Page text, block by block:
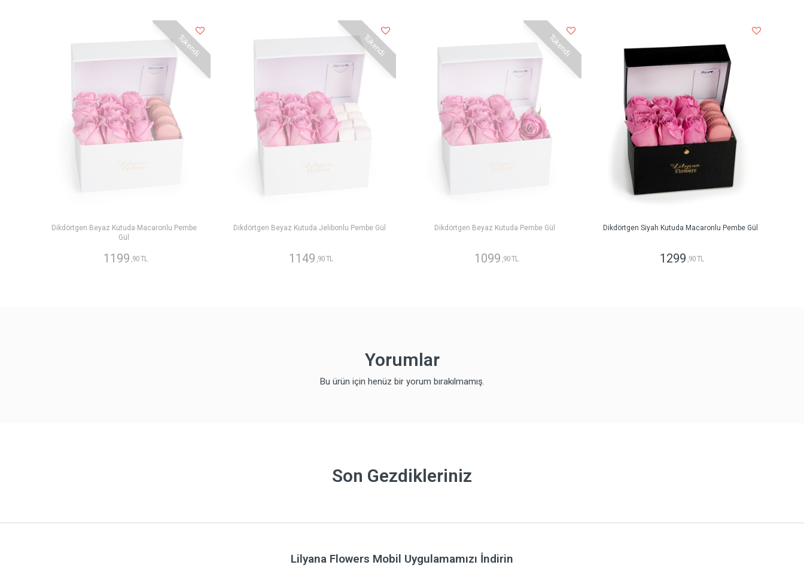
Tükendi
Dikdörtgen Beyaz Kutuda Macaronlu Pembe
Gül
1199 ,90 TL
Tükendi
Dikdörtgen Beyaz Kutuda Jelibonlu Pembe Gül
1149 ,90 TL
Tükendi
Dikdörtgen Beyaz Kutuda Pembe Gül
1099 ,90 TL
Dikdörtgen Siyah Kutuda Macaronlu Pembe Gül
1299 ,90 TL
Yorumlar
Bu ürün için henüz bir yorum bırakılmamış.
Son Gezdikleriniz
Lilyana Flowers Mobil Uygulamamızı İndirin